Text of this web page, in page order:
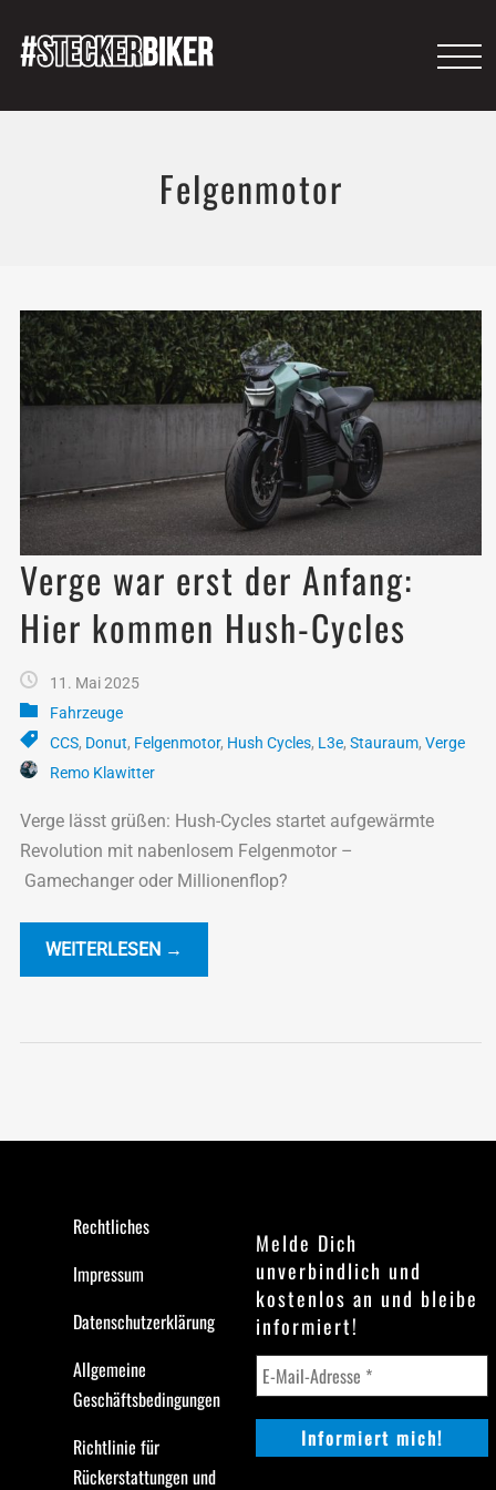
Felgenmotor
Verge war erst der Anfang:
Hier kommen Hush-Cycles
11. Mai 2025
Fahrzeuge
CCS, Donut, Felgenmotor, Hush Cycles, L3e, Stauraum, Verge
Remo Klawitter
Verge lässt grüßen: Hush-Cycles startet aufgewärmte
Revolution mit nabenlosem Felgenmotor –
Gamechanger oder Millionenflop?
WEITERLESEN →
Rechtliches
Impressum
Datenschutzerklärung
Allgemeine
Geschäftsbedingungen
Richtlinie für
Rückerstattungen und
Melde Dich
unverbindlich und
kostenlos an und bleibe
informiert!